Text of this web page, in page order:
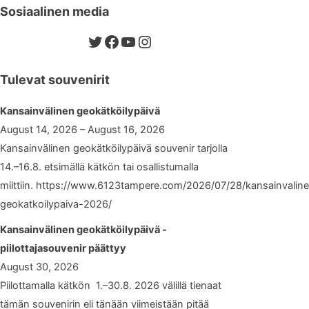
Sosiaalinen media
Twitter
Facebook
YouTube
Instagram
Tulevat souvenirit
Kansainvälinen geokätköilypäivä
August 14, 2026 – August 16, 2026
Kansainvälinen geokätköilypäivä souvenir tarjolla
14.–16.8. etsimällä kätkön tai osallistumalla
miittiin. https://www.6123tampere.com/2026/07/28/
geokatkoilypaiva-2026/
Kansainvälinen geokätköilypäivä -
piilottajasouvenir päättyy
August 30, 2026
Piilottamalla kätkön 1.–30.8. 2026 välillä tienaat
tämän souvenirin eli tänään viimeistään pitää